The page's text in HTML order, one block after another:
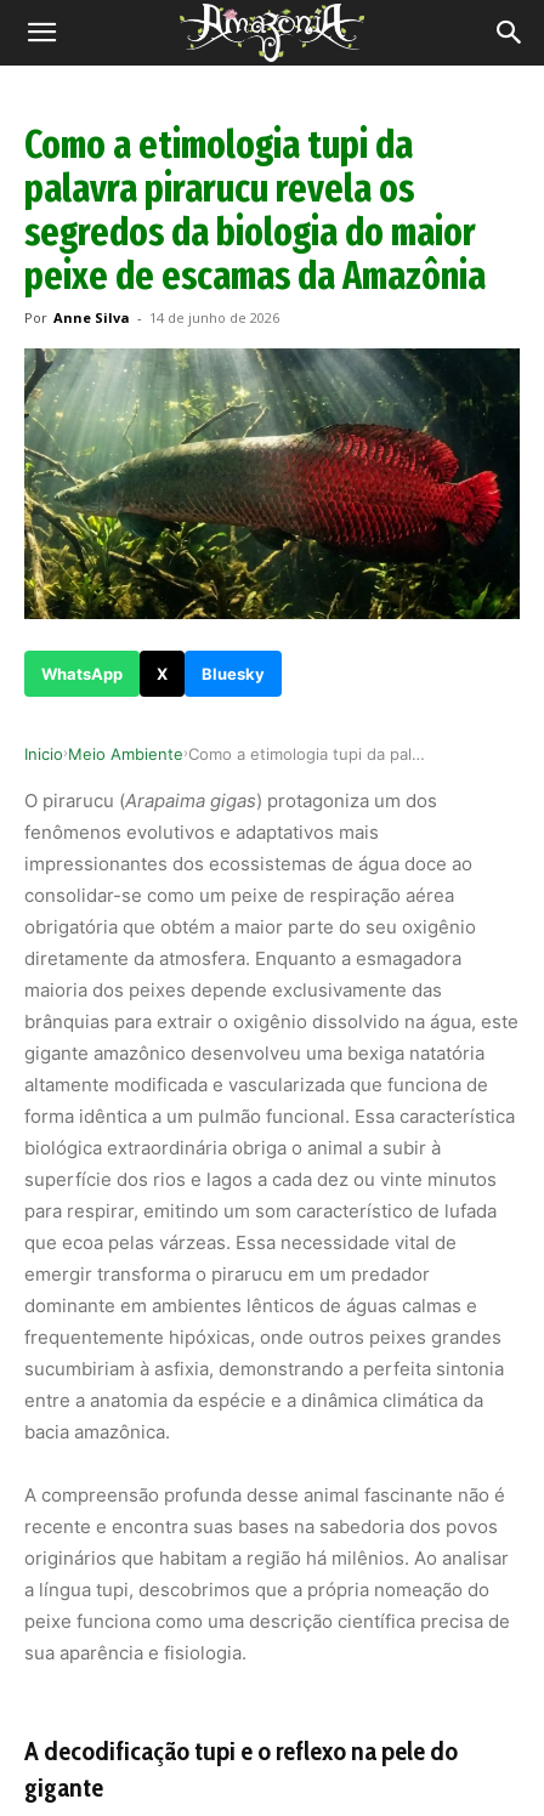
Revista
Como a etimologia tupi da
palavra pirarucu revela os
segredos da biologia do maior
peixe de escamas da Amazônia
Por Anne Silva - 14 de junho de 2026
WhatsApp X Bluesky
Inicio›Meio Ambiente› Como a etimologia tupi da palavra pirarucu reve…
O pirarucu (Arapaima gigas) protagoniza um dos
fenômenos evolutivos e adaptativos mais
impressionantes dos ecossistemas de água doce ao
consolidar-se como um peixe de respiração aérea
obrigatória que obtém a maior parte do seu oxigênio
diretamente da atmosfera. Enquanto a esmagadora
maioria dos peixes depende exclusivamente das
brânquias para extrair o oxigênio dissolvido na água, este
gigante amazônico desenvolveu uma bexiga natatória
altamente modificada e vascularizada que funciona de
forma idêntica a um pulmão funcional. Essa característica
biológica extraordinária obriga o animal a subir à
superfície dos rios e lagos a cada dez ou vinte minutos
para respirar, emitindo um som característico de lufada
que ecoa pelas várzeas. Essa necessidade vital de
emergir transforma o pirarucu em um predador
dominante em ambientes lênticos de águas calmas e
frequentemente hipóxicas, onde outros peixes grandes
sucumbiriam à asfixia, demonstrando a perfeita sintonia
entre a anatomia da espécie e a dinâmica climática da
bacia amazônica.
A compreensão profunda desse animal fascinante não é
recente e encontra suas bases na sabedoria dos povos
originários que habitam a região há milênios. Ao analisar
a língua tupi, descobrimos que a própria nomeação do
peixe funciona como uma descrição científica precisa de
sua aparência e fisiologia.
A decodificação tupi e o reflexo na pele do
gigante